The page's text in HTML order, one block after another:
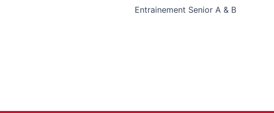
Entrainement Senior A & B